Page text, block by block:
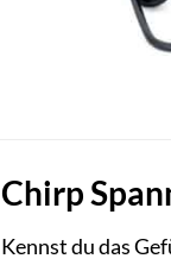
Chirp
Kennst du das